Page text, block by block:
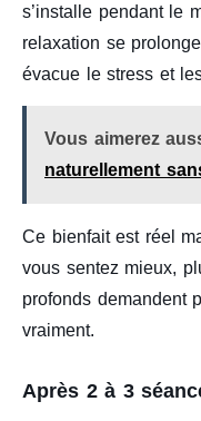
s’installe pendant le
relaxation se
évacue le stress et
Vous aimerez
naturellement
Ce bienfait est réel
vous sentez mieux,
profonds demandent
vraiment.
Après 2 à 3